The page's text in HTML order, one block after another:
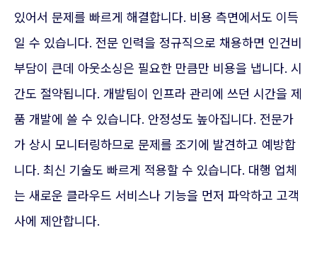
있어서 문제를 빠르게 해결합니다. 비용 측면에서도 이득
일 수 있습니다. 전문 인력을 정규직으로 채용하면 인건비
부담이 큰데 아웃소싱은 필요한 만큼만 비용을 냅니다. 시
간도 절약됩니다. 개발팀이 인프라 관리에 쓰던 시간을 제
품 개발에 쓸 수 있습니다. 안정성도 높아집니다. 전문가
가 상시 모니터링하므로 문제를 조기에 발견하고 예방합
니다. 최신 기술도 빠르게 적용할 수 있습니다. 대행 업체
는 새로운 클라우드 서비스나 기능을 먼저 파악하고 고객
사에 제안합니다.